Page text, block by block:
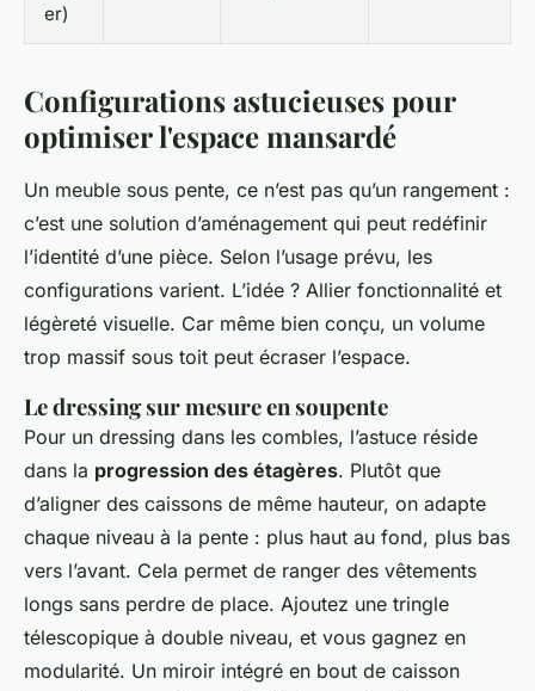
er)
Configurations astucieuses pour
optimiser l'espace mansardé
Un meuble sous pente, ce n’est pas qu’un rangement :
c’est une solution d’aménagement qui peut redéfinir
l’identité d’une pièce. Selon l’usage prévu, les
configurations varient. L’idée ? Allier fonctionnalité et
légèreté visuelle. Car même bien conçu, un volume
trop massif sous toit peut écraser l’espace.
Le dressing sur mesure en soupente
Pour un dressing dans les combles, l’astuce réside
dans la progression des étagères. Plutôt que
d’aligner des caissons de même hauteur, on adapte
chaque niveau à la pente : plus haut au fond, plus bas
vers l’avant. Cela permet de ranger des vêtements
longs sans perdre de place. Ajoutez une tringle
télescopique à double niveau, et vous gagnez en
modularité. Un miroir intégré en bout de caisson